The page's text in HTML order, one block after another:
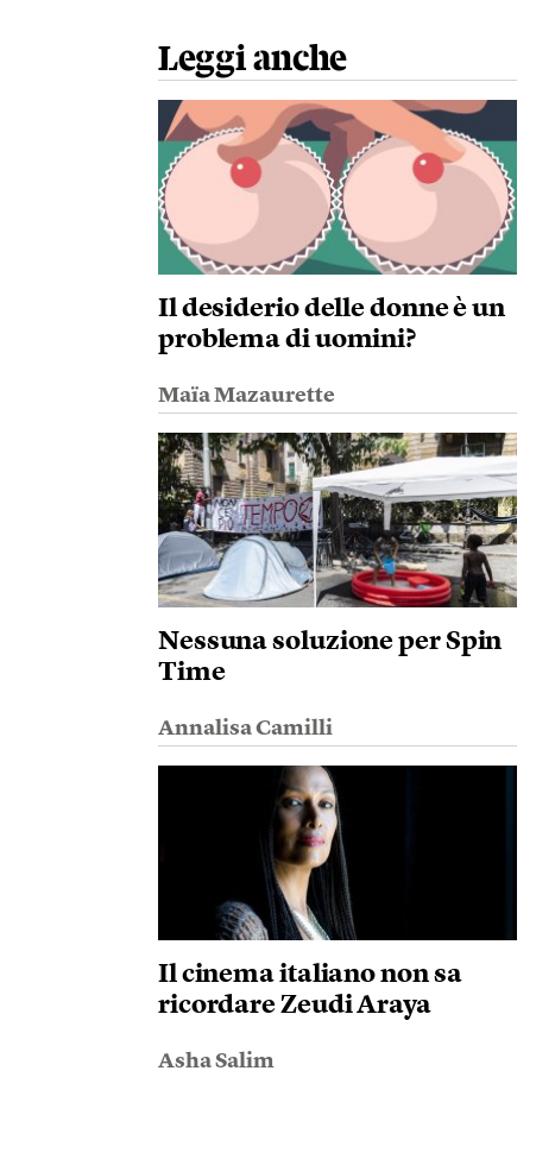
Leggi anche
Il desiderio delle donne è un
problema di uomini?
Maïa Mazaurette
Nessuna soluzione per Spin
Time
Annalisa Camilli
Il cinema italiano non sa
ricordare Zeudi Araya
Asha Salim